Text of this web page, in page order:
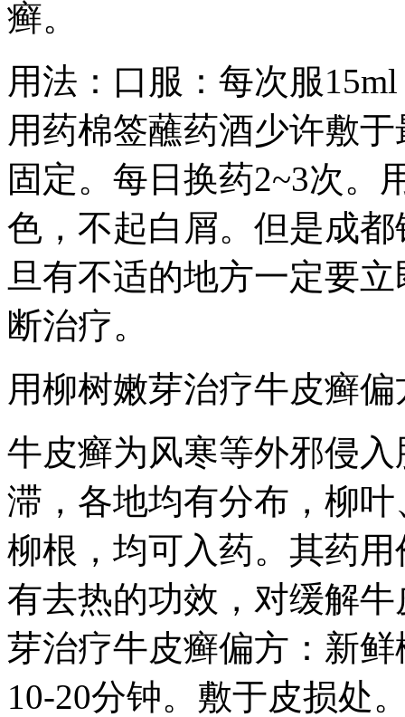
癣。
用法：口服：每次服
用药棉签蘸药酒少许敷
固定。每日换药2~3次。
色，不起白屑。但是成
旦有不适的地方一定要
断治疗。
用柳树嫩芽治疗牛皮癣偏
牛皮癣为风寒等外邪侵
滞，各地均有分布，柳
柳根，均可入药。其药
有去热的功效，对缓解
芽治疗牛皮癣偏方：新
10-20分钟。敷于皮损处